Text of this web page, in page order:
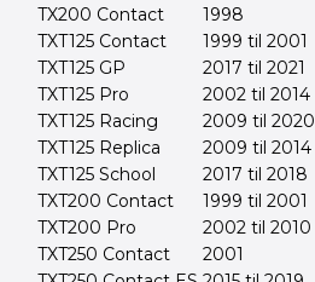
TX200 Contact
1998
TXT125 Contact
1999 til 2001
TXT125 GP
2017 til 2021
TXT125 Pro
2002 til 2014
TXT125 Racing
2009 til 2020
TXT125 Replica
2009 til 2014
TXT125 School
2017 til 2018
TXT200 Contact
1999 til 2001
TXT200 Pro
2002 til 2010
TXT250 Contact
2001